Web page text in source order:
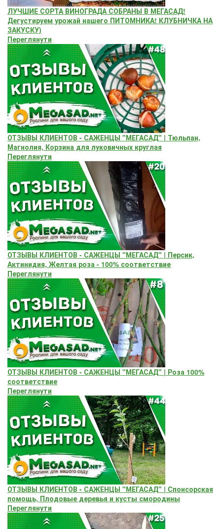
ЛУЧШИЕ СОРТА ВИНОГРАДА СОБРАНЫ В МЕГАСАД!
Дегустируем урожай нашего ПИТОМНИКА! КЛУБНИЧКА НА
ЗАКУСКУ)
Переглянути
ОТЗЫВЫ КЛИЕНТОВ - САЖЕНЦЫ "МЕГАСАД" | Тюльпан,
Магнолия, Корзина для луковичных круглая
Переглянути
ОТЗЫВЫ КЛИЕНТОВ - САЖЕНЦЫ "МЕГАСАД" | Персик,
Актинидия, Желтая роза - 100% соответствие
Переглянути
ОТЗЫВЫ КЛИЕНТОВ - САЖЕНЦЫ "МЕГАСАД" | Роза 100%
соответствие
Переглянути
ОТЗЫВЫ КЛИЕНТОВ - САЖЕНЦЫ "МЕГАСАД" | Cпонсорская
помощь, Плодовые деревья и кусты смородины
Переглянути